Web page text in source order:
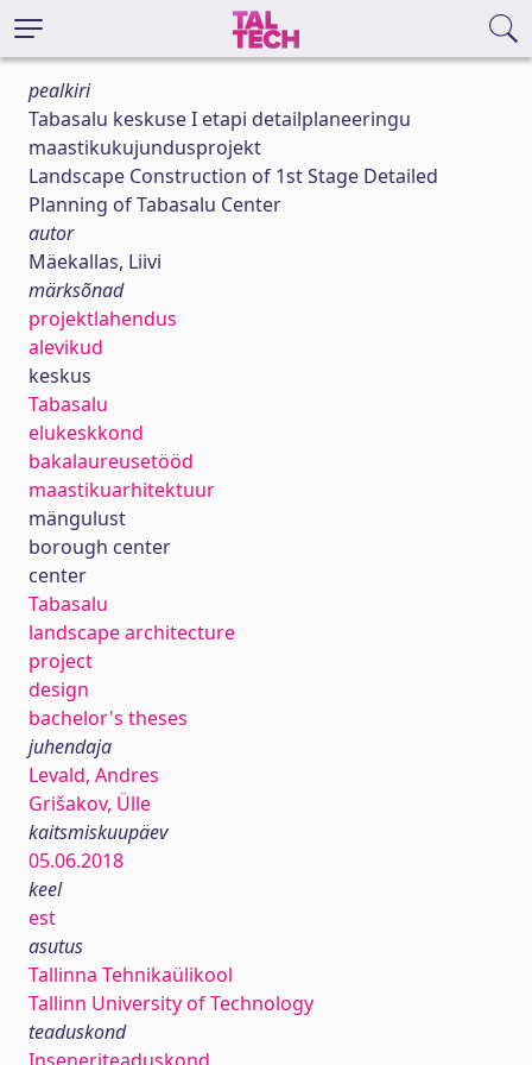
pealkiri
Tabasalu keskuse I etapi detailplaneeringu
maastikukujundusprojekt
Landscape Construction of 1st Stage Detailed
Planning of Tabasalu Center
autor
Mäekallas, Liivi
märksõnad
projektlahendus
alevikud
keskus
Tabasalu
elukeskkond
bakalaureusetööd
maastikuarhitektuur
mängulust
borough center
center
Tabasalu
landscape architecture
project
design
bachelor's theses
juhendaja
Levald, Andres
Grišakov, Ülle
kaitsmiskuupäev
05.06.2018
keel
est
asutus
Tallinna Tehnikaülikool
Tallinn University of Technology
teaduskond